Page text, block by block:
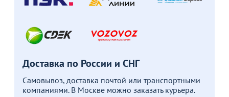
Доставка по России и СНГ
Самовывоз, доставка почтой или транспортными
компаниями. В Москве можно заказать курьера.